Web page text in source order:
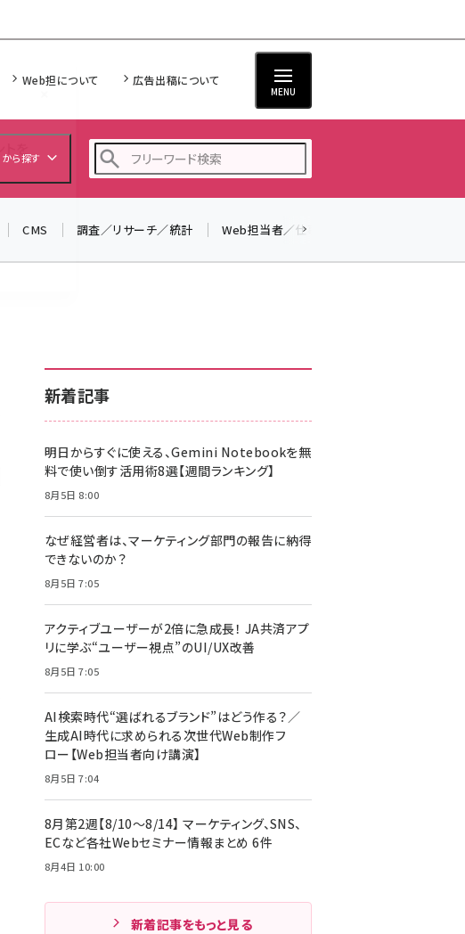
Web担について 広告出稿について
MENU
から探す
z世代 (1617)
meo (1274)
CMS 調査／リサーチ／統計 Web担当者／仕事
新着記事
明日からすぐに使える、Gemini Notebookを無
料で使い倒す活用術8選【週間ランキング】
8月5日 8:00
なぜ経営者は、マーケティング部門の報告に納得
できないのか？
8月5日 7:05
アクティブユーザーが2倍に急成長！ JA共済アプ
リに学ぶ“ユーザー視点”のUI/UX改善
8月5日 7:05
AI検索時代“選ばれるブランド”はどう作る？／
生成AI時代に求められる次世代Web制作フ
ロー【Web担当者向け講演】
8月5日 7:04
8月第2週【8/10～8/14】 マーケティング、SNS、
ECなど各社Webセミナー情報まとめ 6件
8月4日 10:00
新着記事をもっと見る